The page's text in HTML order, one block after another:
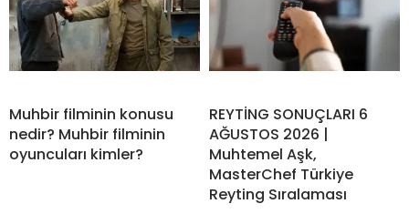
Muhbir filminin konusu
nedir? Muhbir filminin
oyuncuları kimler?
REYTİNG SONUÇLARI 6
AĞUSTOS 2026 |
Muhtemel Aşk,
MasterChef Türkiye
Reyting Sıralaması